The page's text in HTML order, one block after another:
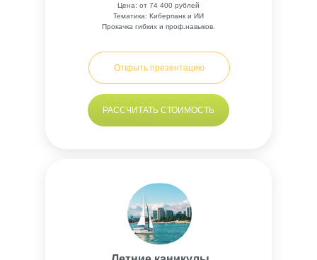
Рассчитать стоимость
РАССЧИТАТЬ СТОИМОСТЬ
Открыть презентацию
Цена: от 74 400 рублей
Тематика: Киберпанк и ИИ
Прокачка гибких и проф.навыков.